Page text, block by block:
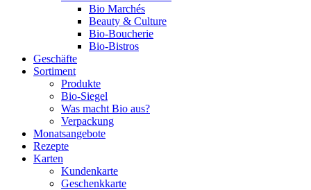
Bio Marchés
Beauty & Culture
Bio-Boucherie
Bio-Bistros
Geschäfte
Sortiment
Produkte
Bio-Siegel
Was macht Bio aus?
Verpackung
Monatsangebote
Rezepte
Karten
Kundenkarte
Geschenkkarte